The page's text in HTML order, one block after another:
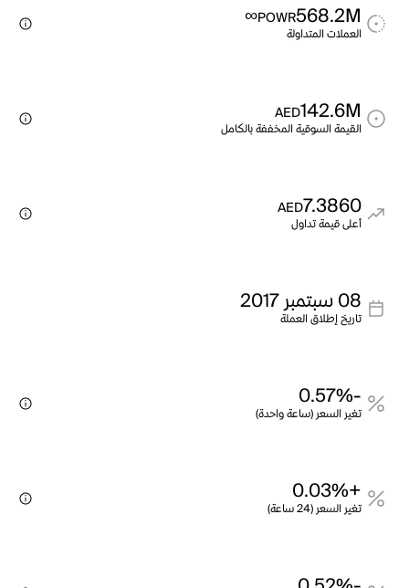
568.2M
POWR
∞
العملات المتداولة
142.6M
AED
القيمة السوقية المخففة بالكامل
7.3860
AED
أعلى قيمة تداول
08 سبتمبر 2017
تاريخ إطلاق العملة
-0.57%
تغير السعر (ساعة واحدة)
+0.03%
تغير السعر (24 ساعة)